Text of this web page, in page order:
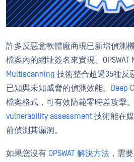
許多反惡意軟體廠商現已新增偵測
檔案內的網址簽名來實現。OPSWAT
Multiscanning 技術整合超過35種反
已知與未知威脅的偵測效能。
Deep
檔案格式，可有效防範零時差攻擊
vulnerability assessment 技術能在
前偵測其漏洞。
如果您沒有 OPSWAT 解決方法 ，需